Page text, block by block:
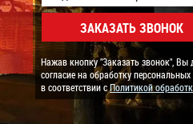
Нажав кнопку "Заказать звонок", Вы
согласие на обработку
в соответствии сПолитикой